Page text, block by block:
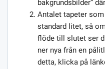
bakgrundsbilder”
Antalet tapeter
standard litet, så
flöde till slutet ser
ner nya från en
detta, klicka på